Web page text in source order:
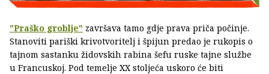
"Praško groblje" završava tamo gdje prava priča počinje.
Stanoviti pariški krivotvoritelj i špijun predao je rukopis o
tajnom sastanku židovskih rabina šefu ruske tajne službe
u Francuskoj. Pod temelje XX stoljeća uskoro će biti